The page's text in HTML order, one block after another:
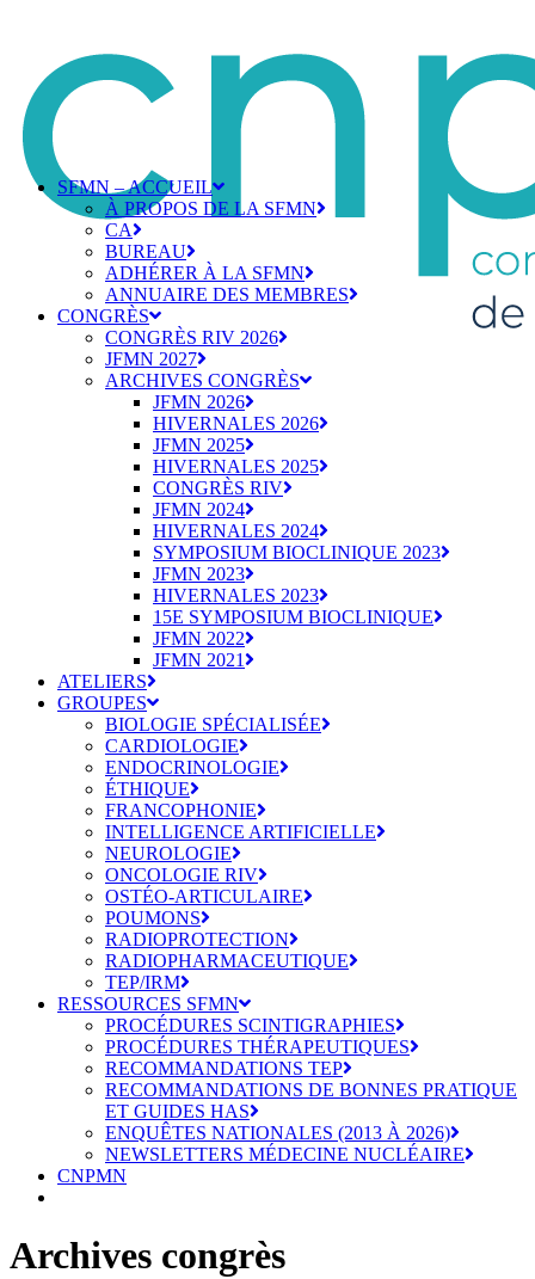
SFMN – ACCUEIL
À PROPOS DE LA SFMN
CA
BUREAU
ADHÉRER À LA SFMN
ANNUAIRE DES MEMBRES
CONGRÈS
CONGRÈS RIV 2026
JFMN 2027
ARCHIVES CONGRÈS
JFMN 2026
HIVERNALES 2026
JFMN 2025
HIVERNALES 2025
CONGRÈS RIV
JFMN 2024
HIVERNALES 2024
SYMPOSIUM BIOCLINIQUE 2023
JFMN 2023
HIVERNALES 2023
15E SYMPOSIUM BIOCLINIQUE
JFMN 2022
JFMN 2021
ATELIERS
GROUPES
BIOLOGIE SPÉCIALISÉE
CARDIOLOGIE
ENDOCRINOLOGIE
ÉTHIQUE
FRANCOPHONIE
INTELLIGENCE ARTIFICIELLE
NEUROLOGIE
ONCOLOGIE RIV
OSTÉO-ARTICULAIRE
POUMONS
RADIOPROTECTION
RADIOPHARMACEUTIQUE
TEP/IRM
RESSOURCES SFMN
PROCÉDURES SCINTIGRAPHIES
PROCÉDURES THÉRAPEUTIQUES
RECOMMANDATIONS TEP
RECOMMANDATIONS DE BONNES PRATIQUE
ET GUIDES HAS
ENQUÊTES NATIONALES (2013 À 2026)
NEWSLETTERS MÉDECINE NUCLÉAIRE
CNPMN
Archives congrès